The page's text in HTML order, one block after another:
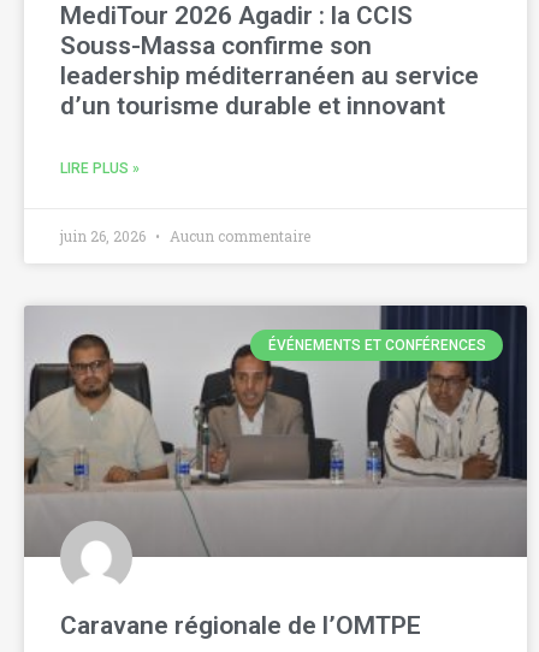
MediTour 2026 Agadir : la CCIS
Souss-Massa confirme son
leadership méditerranéen au service
d’un tourisme durable et innovant
LIRE PLUS »
juin 26, 2026 Aucun commentaire
ÉVÉNEMENTS ET CONFÉRENCES
Caravane régionale de l’OMTPE